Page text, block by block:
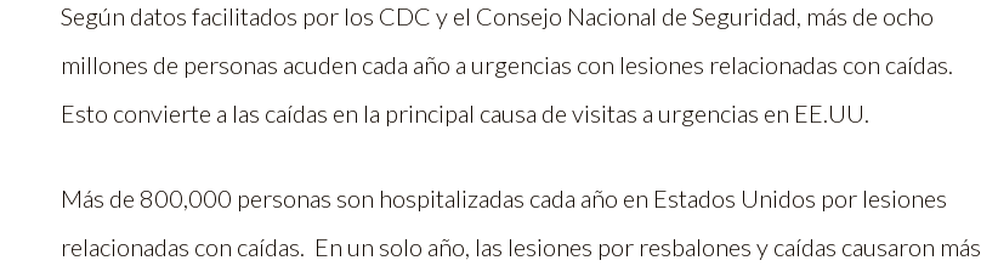
Según datos facilitados por los CDC y el Consejo Nacional de Seguridad, más de ocho
millones de personas acuden cada año a urgencias con lesiones relacionadas con caídas.
Esto convierte a las caídas en la principal causa de visitas a urgencias en EE.UU.
Más de 800,000 personas son hospitalizadas cada año en Estados Unidos por lesiones
relacionadas con caídas. En un solo año, las lesiones por resbalones y caídas causaron más